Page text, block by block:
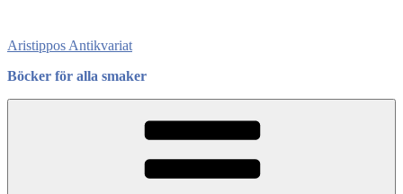
content
Aristippos Antikvariat
Böcker för alla smaker